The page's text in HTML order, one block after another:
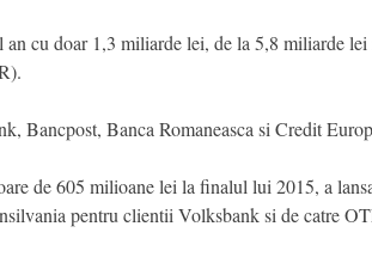
cu doar 1,3 miliarde lei, de la 5,8 miliarde
Bancpost, Banca Romaneasca si Credit
de 605 milioane lei la finalul lui 2015, a
pentru clientii Volksbank si de catre